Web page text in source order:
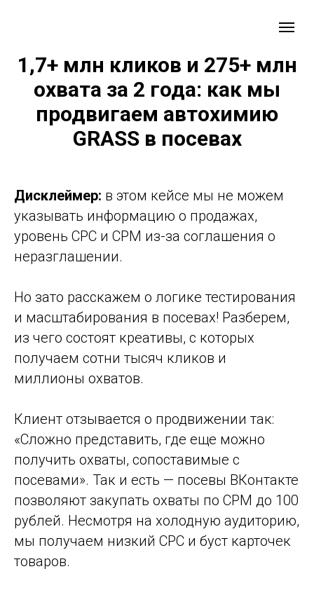
1,7+ млн кликов и 275+ млн
охвата за 2 года: как мы
продвигаем автохимию
GRASS в посевах
Дисклеймер: в этом кейсе мы не можем
указывать информацию о продажах,
уровень CPC и CPM из-за соглашения о
неразглашении.
Но зато расскажем о логике тестирования
и масштабирования в посевах! Разберем,
из чего состоят креативы, с которых
получаем сотни тысяч кликов и
миллионы охватов.
Клиент отзывается о продвижении так:
«Сложно представить, где еще можно
получить охваты, сопоставимые с
посевами». Так и есть — посевы ВКонтакте
позволяют закупать охваты по CPM до 100
рублей. Несмотря на холодную аудиторию,
мы получаем низкий CPC и буст карточек
товаров.